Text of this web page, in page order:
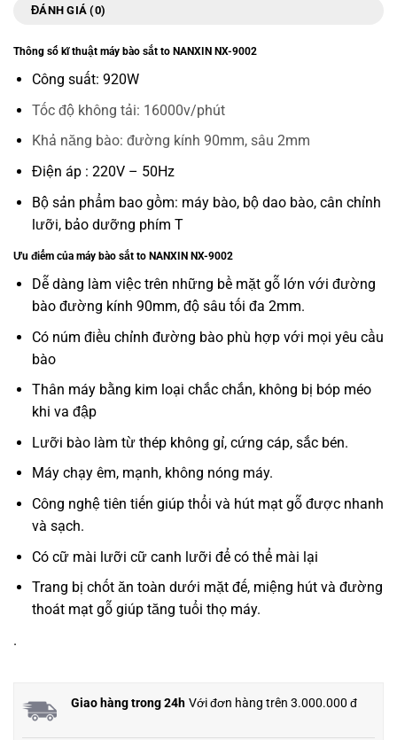
ĐÁNH GIÁ (0)
Thông số kĩ thuật máy bào sắt to NANXIN NX-9002
Công suất: 920W
Tốc độ không tải: 16000v/phút
Khả năng bào: đường kính 90mm, sâu 2mm
Điện áp : 220V – 50Hz
Bộ sản phẩm bao gồm: máy bào, bộ dao bào, cân chỉnh
lưỡi, bảo dưỡng phím T
Ưu điểm của máy bào sắt to NANXIN NX-9002
Dễ dàng làm việc trên những bề mặt gỗ lớn với đường
bào đường kính 90mm, độ sâu tối đa 2mm.
Có núm điều chỉnh đường bào phù hợp với mọi yêu cầu
bào
Thân máy bằng kim loại chắc chắn, không bị bóp méo
khi va đập
Lưỡi bào làm từ thép không gỉ, cứng cáp, sắc bén.
Máy chạy êm, mạnh, không nóng máy.
Công nghệ tiên tiến giúp thổi và hút mạt gỗ được nhanh
và sạch.
Có cữ mài lưỡi cữ canh lưỡi để có thể mài lại
Trang bị chốt ăn toàn dưới mặt đế, miệng hút và đường
thoát mạt gỗ giúp tăng tuổi thọ máy.
.
Giao hàng trong 24h Với đơn hàng trên 3.000.000 đ